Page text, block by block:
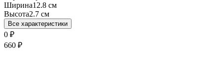
Ширина12.8 см
Высота2.7 см
Все характеристики
0 ₽
660 ₽